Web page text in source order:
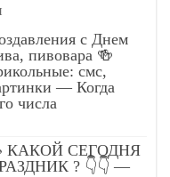
с Днем
пивовара 🍻
смс,
— Когда
числа
КАКОЙ СЕГОДНЯ
? 👇👇 —